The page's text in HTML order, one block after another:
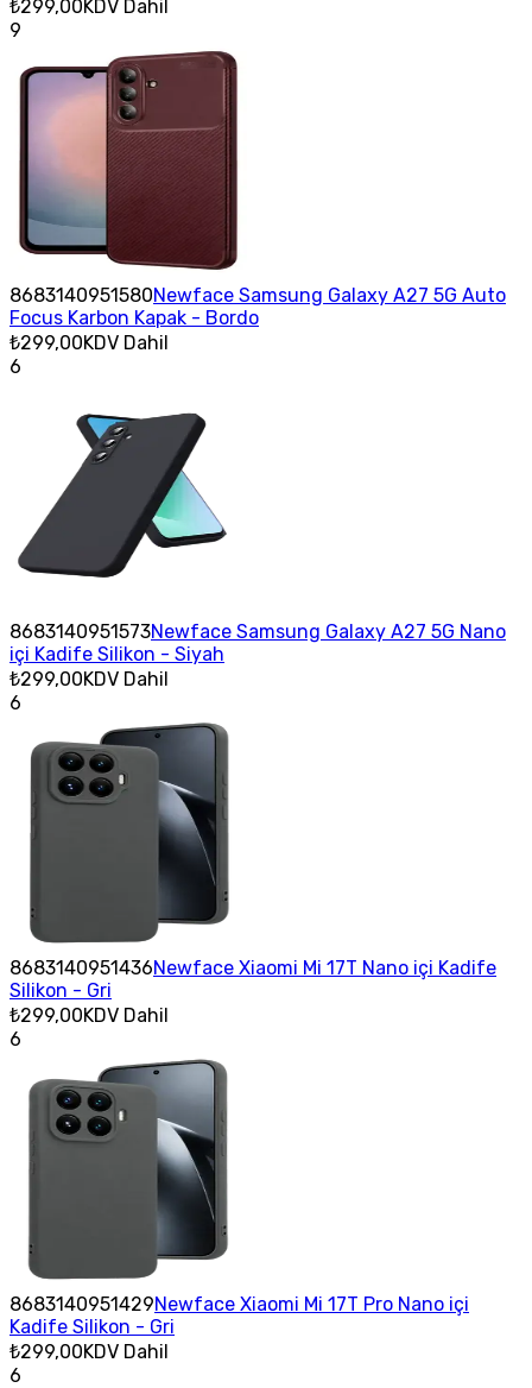
₺299,00KDV Dahil
9
8683140951580Newface Samsung Galaxy A27 5G Auto
Focus Karbon Kapak - Bordo
₺299,00KDV Dahil
6
8683140951573Newface Samsung Galaxy A27 5G Nano
içi Kadife Silikon - Siyah
₺299,00KDV Dahil
6
8683140951436Newface Xiaomi Mi 17T Nano içi Kadife
Silikon - Gri
₺299,00KDV Dahil
6
8683140951429Newface Xiaomi Mi 17T Pro Nano içi
Kadife Silikon - Gri
₺299,00KDV Dahil
6